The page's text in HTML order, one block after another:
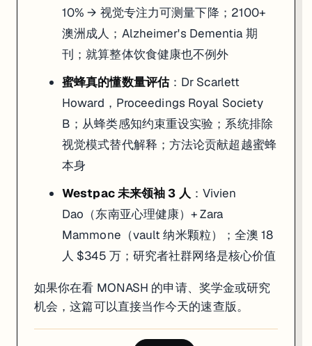
10% → 视觉专注力可测量下降；2100+
澳洲成人；Alzheimer's Dementia 期
刊；就算整体饮食健康也不例外
蜜蜂真的懂数量评估：Dr Scarlett
Howard，Proceedings Royal Society
B；从蜂类感知约束重设实验；系统排除
视觉模式替代解释；方法论贡献超越蜜蜂
本身
Westpac 未来领袖 3 人 ：Vivien
Dao（东南亚心理健康）+ Zara
Mammone（vault 纳米颗粒）；全澳 18
人 $345 万；研究者社群网络是核心价值
如果你在看 MONASH 的申请、奖学金或研究
机会，这篇可以直接当作今天的速查版。